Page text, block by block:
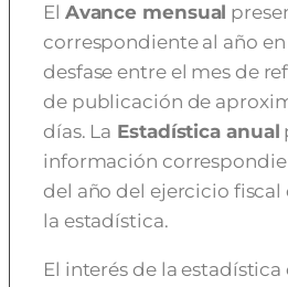
El Avance mensual
correspondiente al año
desfase entre el mes de
de publicación de
días. La Estadística anual
información
del año del ejercicio fiscal
la estadística.
El interés de la estadística